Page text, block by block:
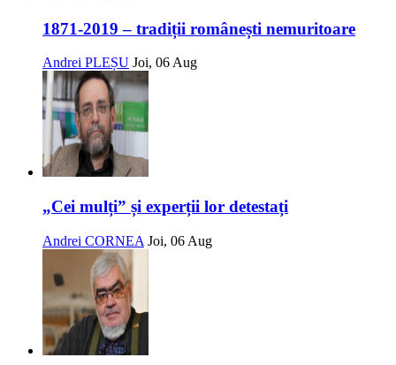
1871-2019 – tradiții românești nemuritoare
Andrei PLEȘU Joi, 06 Aug
„Cei mulți” și experții lor detestați
Andrei CORNEA Joi, 06 Aug